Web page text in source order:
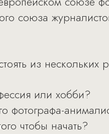
союза
из нескольких
или хобби?
фотографа-
чтобы начать?